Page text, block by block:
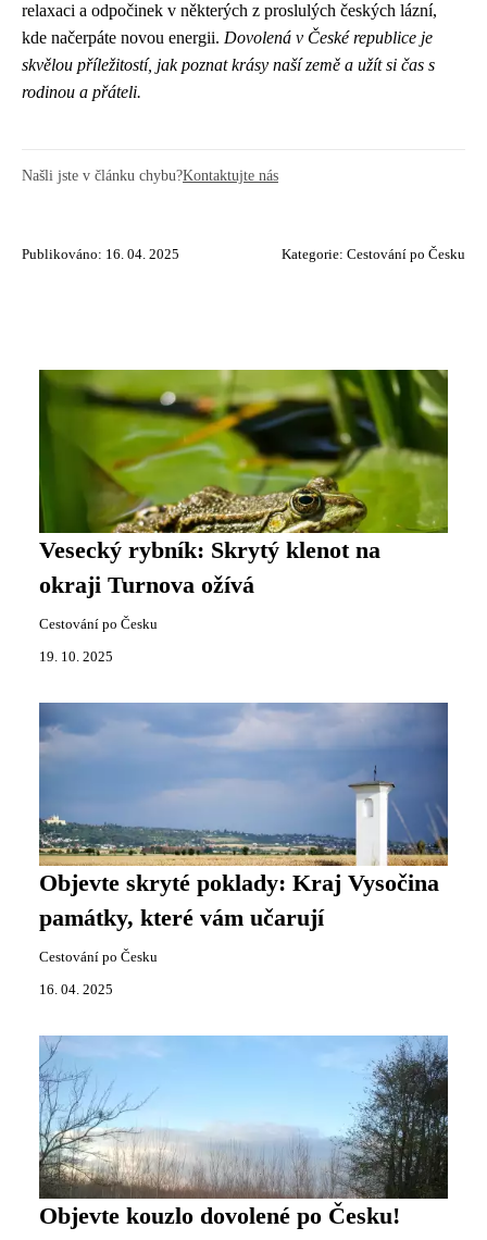
relaxaci a odpočinek v některých z proslulých českých lázní,
kde načerpáte novou energii. Dovolená v České republice je
skvělou příležitostí, jak poznat krásy naší země a užít si čas s
rodinou a přáteli.
Našli jste v článku chybu?Kontaktujte nás
Publikováno: 16. 04. 2025 Kategorie: Cestování po Česku
Vesecký rybník: Skrytý klenot na
okraji Turnova ožívá
Cestování po Česku
19. 10. 2025
Objevte skryté poklady: Kraj Vysočina
památky, které vám učarují
Cestování po Česku
16. 04. 2025
Objevte kouzlo dovolené po Česku!